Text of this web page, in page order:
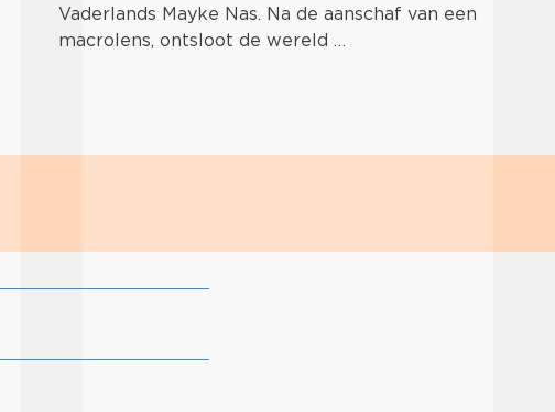
Vaderlands Mayke Nas. Na de aanschaf van een
macrolens, ontsloot de wereld …